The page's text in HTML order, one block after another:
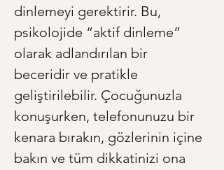
dinlemeyi gerektirir. Bu,
psikolojide “aktif dinleme”
olarak adlandırılan bir
beceridir ve pratikle
geliştirilebilir. Çocuğunuzla
konuşurken, telefonunuzu bir
kenara bırakın, gözlerinin içine
bakın ve tüm dikkatinizi ona